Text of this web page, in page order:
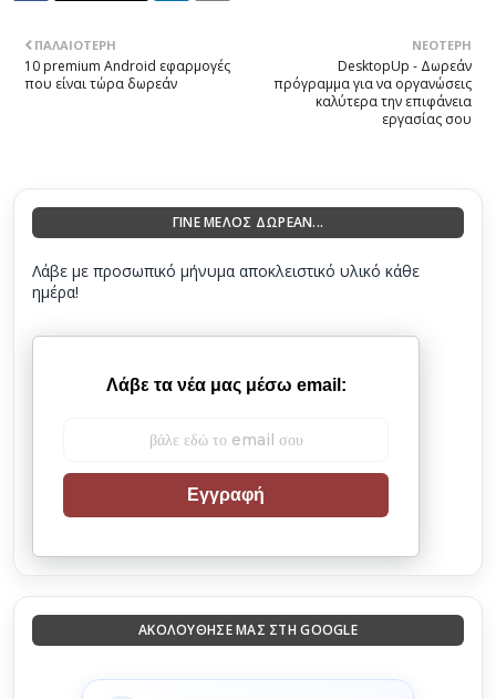
ΝΕΌΤΕΡΗ
DesktopUp - Δωρεάν
πρόγραμμα για να οργανώσεις
καλύτερα την επιφάνεια
εργασίας σου
ΠΑΛΑΙΌΤΕΡΗ
10 premium Android εφαρμογές
που είναι τώρα δωρεάν
ΓΙΝΕ ΜΕΛΟΣ ΔΩΡΕΑΝ...
Λάβε με προσωπικό μήνυμα αποκλειστικό υλικό κάθε
ημέρα!
Λάβε τα νέα μας μέσω email:
Εγγραφή
ΑΚΟΛΟΎΘΗΣΈ ΜΑΣ ΣΤΗ GOOGLE